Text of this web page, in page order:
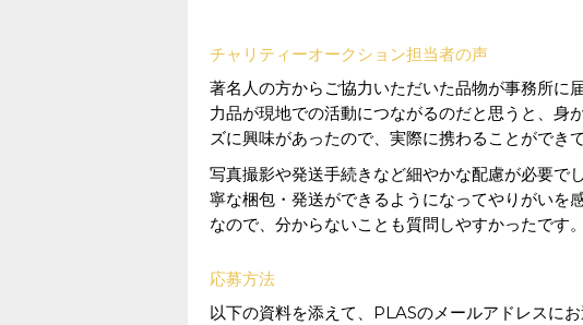
チャリティーオークション担当者の声
著名人の方からご協力いただいた品物が事務所に
力品が現地での活動につながるのだと思うと、身
ズに興味があったので、実際に携わることができ
写真撮影や発送手続きなど細やかな配慮が必要で
寧な梱包・発送ができるようになってやりがいを
なので、分からないことも質問しやすかったです
応募方法
以下の資料を添えて、PLASのメールアドレスにお